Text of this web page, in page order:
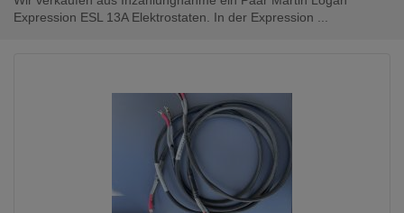
Expression ESL 13A Elektrostaten. In der Expression ...